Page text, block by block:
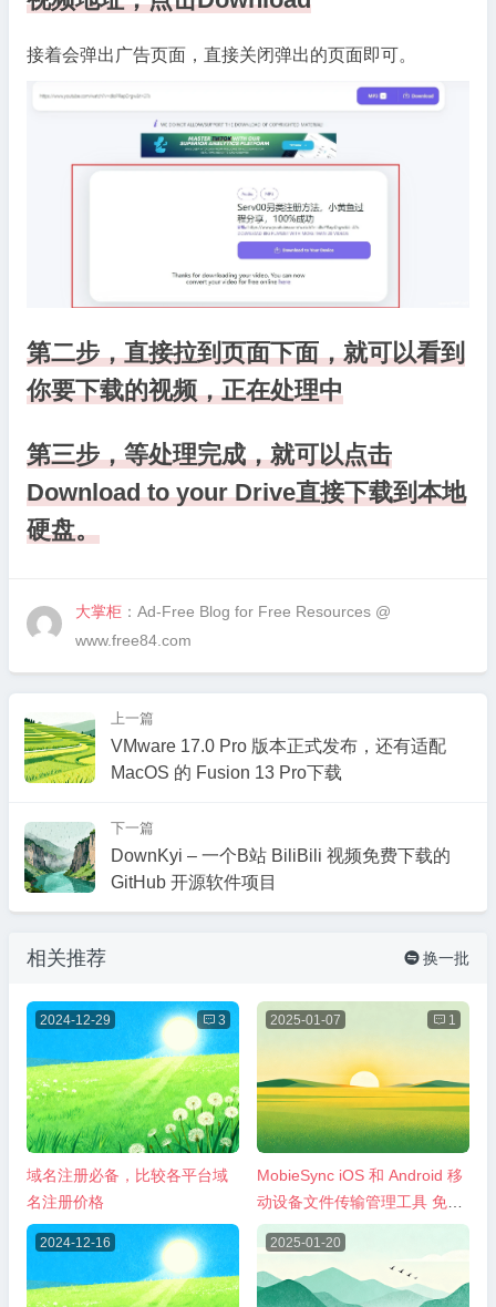
接着会弹出广告页面，直接关闭弹出的页面即可。
第二步，直接拉到页面下面，就可以看到
你要下载的视频，正在处理中
第三步，等处理完成，就可以点击
Download to your Drive直接下载到本地
硬盘。
大掌柜 ：Ad-Free Blog for Free Resources @
www.free84.com
上一篇
VMware 17.0 Pro 版本正式发布，还有适配
MacOS 的 Fusion 13 Pro下载
下一篇
DownKyi – 一个B站 BiliBili 视频免费下载的
GitHub 开源软件项目
相关推荐  换一批
2024-12-29  3
域名注册必备，比较各平台域
名注册价格
2025-01-07  1
MobieSync iOS 和 Android 移
动设备文件传输管理工具 免费
1年授权
2024-12-16 2025-01-20